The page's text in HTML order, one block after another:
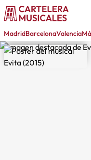
MadridBarcelonaValencia